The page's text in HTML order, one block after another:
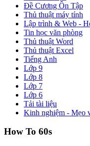
Đề Cương Ôn Tập
Thủ thuật máy tính
Lập trình & Web -
Tin học văn phòng
Thủ thuật Word
Thủ thuật Excel
Tiếng Anh
Lớp 9
Lớp 8
Lớp 7
Lớp 6
Tải tài liệu
Kinh nghiệm - Mẹo
How To 60s